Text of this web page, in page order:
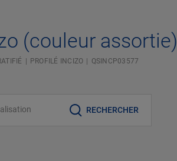
(couleur assortie)
PROFILÉ INCIZO QSINCP03577
RECHERCHER